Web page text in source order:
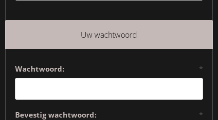
Uw wachtwoord
Wachtwoord: *
Bevestig wachtwoord: *